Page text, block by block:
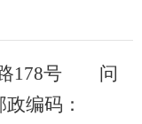
路178号 问
编码：